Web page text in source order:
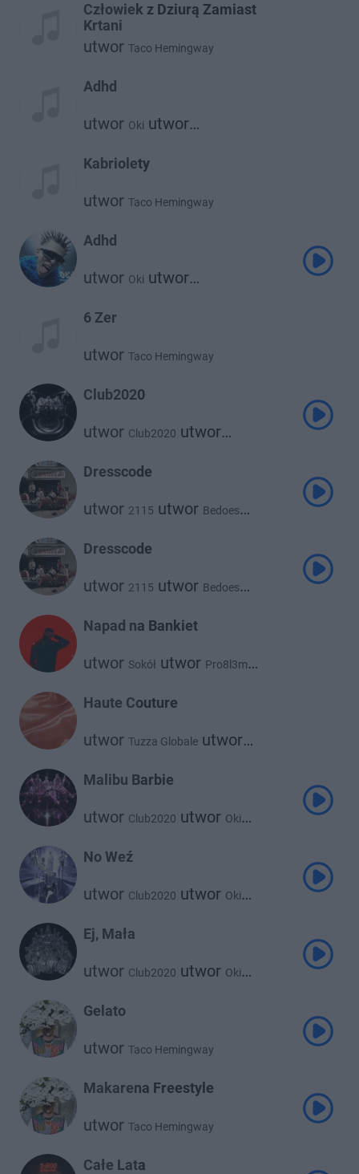
Człowiek z Dziurą Zamiast
Krtani
utwor Taco Hemingway
Adhd
utwor Oki utwor
Kabriolety
utwor Taco Hemingway
Adhd
utwor Oki utwor
6 Zer
utwor Taco Hemingway
Club2020
utwor Club2020 utwor
utwor Otsochodzi
utwor
Dresscode
utwor 2115 utwor Bedoes
White 2115
Dresscode
utwor 2115 utwor Bedoes
White 2115
Napad na Bankiet
utwor Sokół utwor Pro8l3m
Taco Hemingway
Haute Couture
utwor Tuzza Globale utwor
Malibu Barbie
utwor Club2020 utwor Oki
Taco Hemingway
No Weź
utwor Club2020 utwor Oki
Taco Hemingway
Young Leosia
Ej, Mała
utwor Club2020 utwor Oki
Otsochodzi
Gelato
utwor Taco Hemingway
Makarena Freestyle
utwor Taco Hemingway
Całe Lata